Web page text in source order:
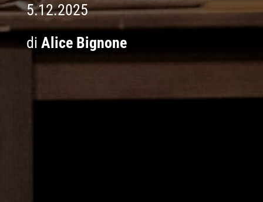
5.12.2025
di Alice Bignone